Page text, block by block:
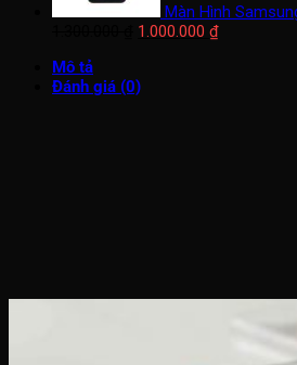
Màn Hình
Giá
1.300.000 ₫.
1.000.000 ₫Giá
Mô tả
Đánh giá (0)